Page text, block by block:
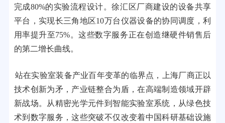
完成80%的实验流程设计。徐汇区厂商建设的设备共享
平台，实现长三角地区10万台仪器设备的协同调度，利
用率提升至75%。这些数字服务正在创造继硬件销售后
的第二增长曲线。
站在实验室装备产业百年变革的临界点，上海厂商正以
技术创新为矛，产业链整合为盾，在高端制造领域开辟
新战场。从精密光学元件到智能实验室系统，从绿色技
术到数字服务，这些突破不仅改变着中国科研基础设施